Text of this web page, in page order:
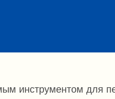
инструментом для